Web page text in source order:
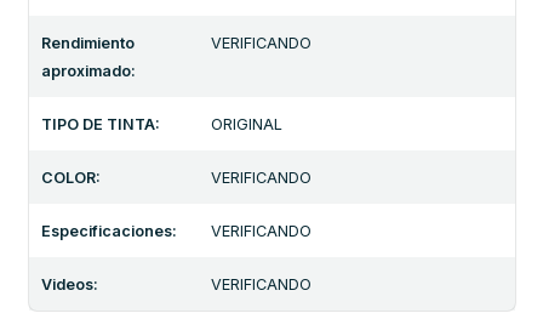
Rendimiento
aproximado:
VERIFICANDO
TIPO DE TINTA: ORIGINAL
COLOR: VERIFICANDO
Especificaciones: VERIFICANDO
Videos: VERIFICANDO